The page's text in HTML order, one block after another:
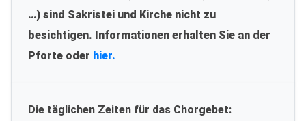
…) sind Sakristei und Kirche nicht zu
besichtigen. Informationen erhalten Sie an der
Pforte oder hier.
Die täglichen Zeiten für das Chorgebet: